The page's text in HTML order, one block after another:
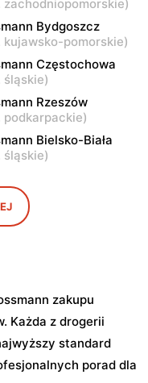
ul. Wolska 19/25
ul. Grójecka 64
ul. Dzika 4
ul. Obozowa 16
zachodniopomorskie)
Bydgoszcz
kujawsko-pomorskie)
Częstochowa
śląskie)
Rzeszów
podkarpackie)
Bielsko-Biała
śląskie)
zakupu
Każda z drogerii
standard
porad dla